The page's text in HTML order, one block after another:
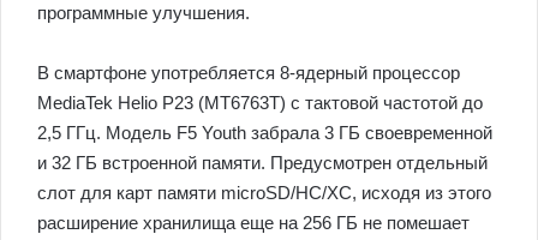
программные улучшения.
В смартфоне употребляется 8-ядерный процессор
MediaTek Helio P23 (MT6763T) с тактовой частотой до
2,5 ГГц. Модель F5 Youth забрала 3 ГБ своевременной
и 32 ГБ встроенной памяти. Предусмотрен отдельный
слот для карт памяти microSD/HC/XC, исходя из этого
расширение хранилища еще на 256 ГБ не помешает